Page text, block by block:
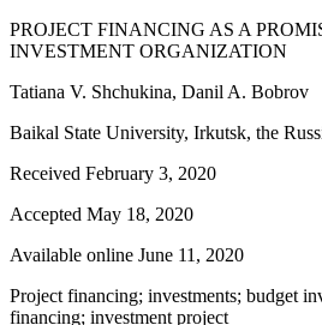
PROJECT FINANCING AS A
INVESTMENT ORGANIZATION
Tatiana V. Shchukina, Danil A. Bobrov
Baikal State University, Irkutsk, the
Received February 3, 2020
Accepted May 18, 2020
Available online June 11, 2020
Project financing; investments; budget
financing; investment project